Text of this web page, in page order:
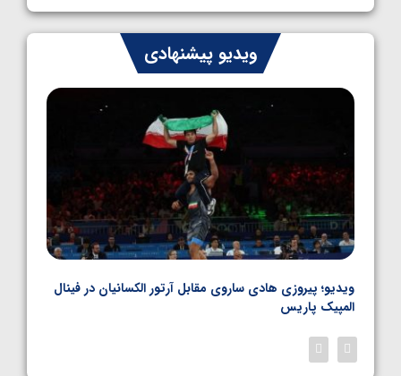
1405/05/06
کشتی فرنگی نوجوان جهان؛ رضایی تنها طلایی
پنج وزن نخست
1405/05/06
ویدیو پیشنهادی
ویدیو؛ پیروزی هادی ساروی مقابل آرتور الکسانیان در فینال
المپیک پاریس